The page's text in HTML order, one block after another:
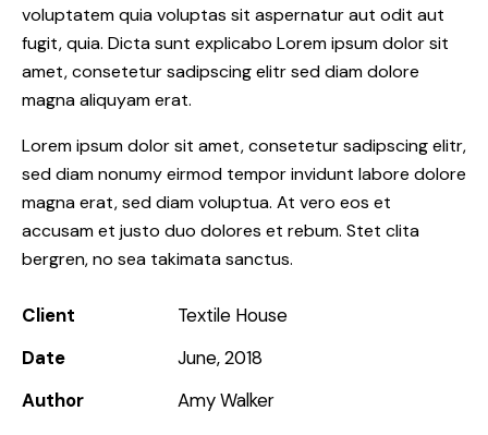
voluptatem quia voluptas sit aspernatur aut odit aut
fugit, quia. Dicta sunt explicabo Lorem ipsum dolor sit
amet, consetetur sadipscing elitr sed diam dolore
magna aliquyam erat.
Lorem ipsum dolor sit amet, consetetur sadipscing elitr,
sed diam nonumy eirmod tempor invidunt labore dolore
magna erat, sed diam voluptua. At vero eos et
accusam et justo duo dolores et rebum. Stet clita
bergren, no sea takimata sanctus.
Client
Textile House
Date
June, 2018
Author
Amy Walker